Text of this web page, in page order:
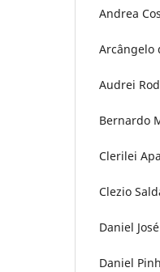
Andrea
Arcângelo
Audrei
Bernardo
Clerilei
Clezio
Daniel
Daniel